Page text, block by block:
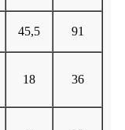
45,5 91
18 36